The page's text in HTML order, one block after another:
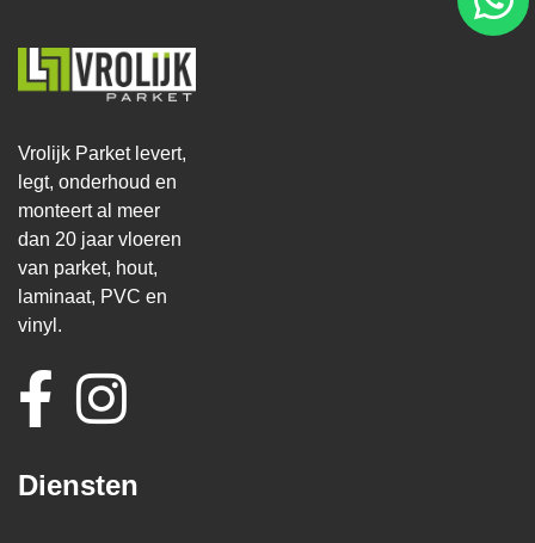
Vrolijk Parket levert,
legt, onderhoud en
monteert al meer
dan 20 jaar vloeren
van parket, hout,
laminaat, PVC en
vinyl.
Diensten